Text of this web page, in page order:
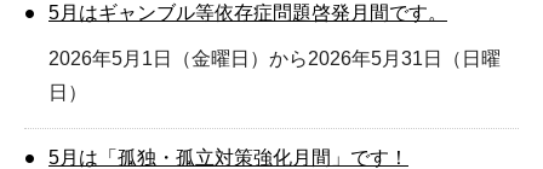
5月はギャンブル等依存症問題啓発月間です。
2026年5月1日（金曜日）から2026年5月31日（日曜
日）
5月は「孤独・孤立対策強化月間」です！